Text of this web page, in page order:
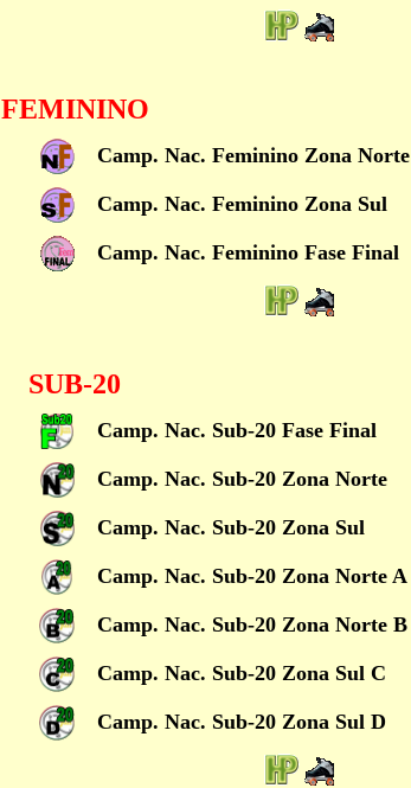
FEMININO
Camp. Nac. Feminino Zona Norte
Camp. Nac. Feminino Zona Sul
Camp. Nac. Feminino Fase Final
SUB-20
Camp. Nac. Sub-20 Fase Final
Camp. Nac. Sub-20 Zona Norte
Camp. Nac. Sub-20 Zona Sul
Camp. Nac. Sub-20 Zona Norte A
Camp. Nac. Sub-20 Zona Norte B
Camp. Nac. Sub-20 Zona Sul C
Camp. Nac. Sub-20 Zona Sul D